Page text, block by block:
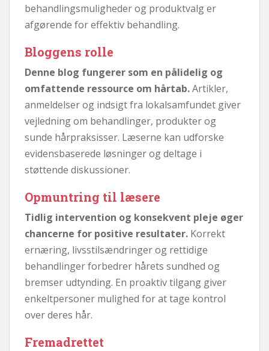
behandlingsmuligheder og produktvalg er
afgørende for effektiv behandling.
Bloggens rolle
Denne blog fungerer som en pålidelig og
omfattende ressource om hårtab.Artikler,
anmeldelser og indsigt fra lokalsamfundet giver
vejledning om behandlinger, produkter og
sunde hårpraksisser. Læserne kan udforske
evidensbaserede løsninger og deltage i
støttende diskussioner.
Opmuntring til læsere
Tidlig intervention og konsekvent pleje øger
chancerne for positive resultater. Korrekt
ernæring, livsstilsændringer og rettidige
behandlinger forbedrer hårets sundhed og
bremser udtynding. En proaktiv tilgang giver
enkeltpersoner mulighed for at tage kontrol
over deres hår.
Fremadrettet